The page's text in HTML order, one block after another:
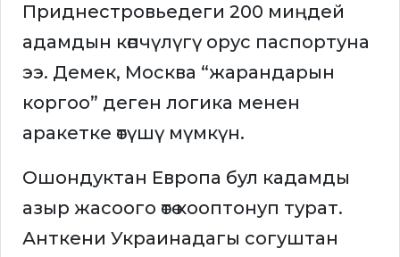
Приднестровьедеги 200 миңдей
адамдын көпчүлүгү орус паспортуна
ээ. Демек, Москва “жарандарын
коргоо” деген логика менен
аракетке өтүшү мүмкүн.
Ошондуктан Европа бул кадамды
азыр жасоого өтө кооптонуп турат.
Анткени Украинадагы согуштан